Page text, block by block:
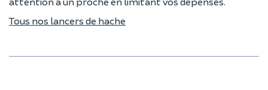
Tous nos lancers de hache